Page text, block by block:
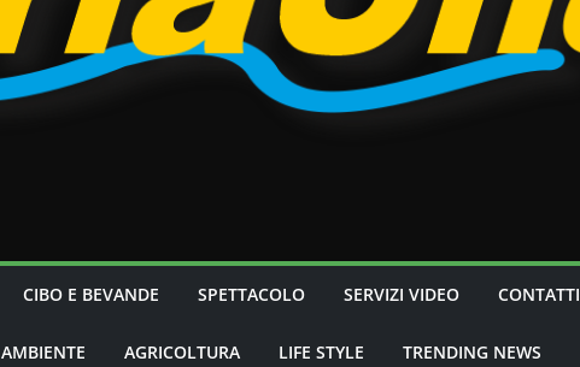
CIBO E BEVANDE SPETTACOLO SERVIZI VIDEO CONTATTI
AMBIENTE AGRICOLTURA LIFE STYLE TRENDING NEWS